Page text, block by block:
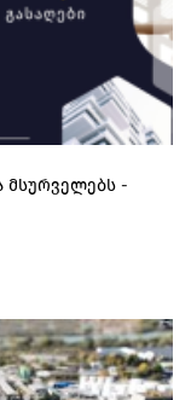
მსურველებს -